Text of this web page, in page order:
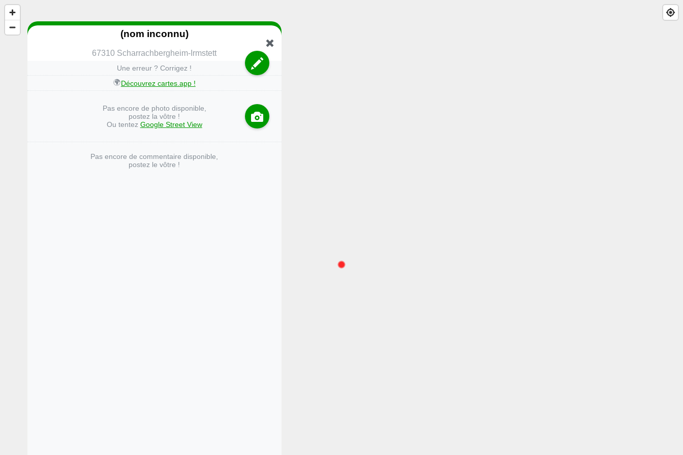
(nom inconnu)
67310 Scharrachbergheim-Irmstett
Une erreur ? Corrigez !
🌍Découvrez cartes.app !
Pas encore de photo disponible,
postez la vôtre !
Ou tentez Google Street View
Pas encore de commentaire disponible,
postez le vôtre !